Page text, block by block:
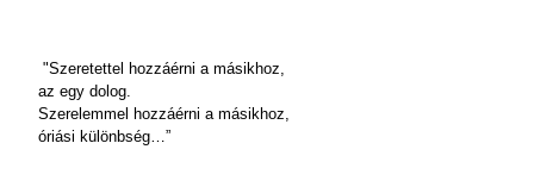
"Szeretettel hozzáérni a másikhoz,
az egy dolog.
Szerelemmel hozzáérni a másikhoz,
óriási különbség…”